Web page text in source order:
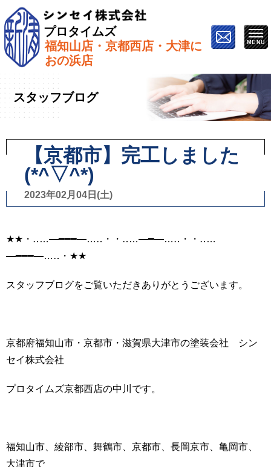
プロタイムズ
福知山店・京都西店・大津に
おの浜店
ホーム»スタッフブログ»【京都市】完工しました
(*^▽^*)
スタッフブログ
【京都市】完工しました
(*^▽^*)
2023年02月04日(土)
★★・‥…―━━━―…‥・・‥…―━―…‥・・‥…
―━━━―…‥・★★
スタッフブログをご覧いただきありがとうございます。
京都府福知山市・京都市・滋賀県大津市の塗装会社 シン
セイ株式会社
プロタイムズ京都西店の中川です。
福知山市、綾部市、舞鶴市、京都市、長岡京市、亀岡市、
大津市で